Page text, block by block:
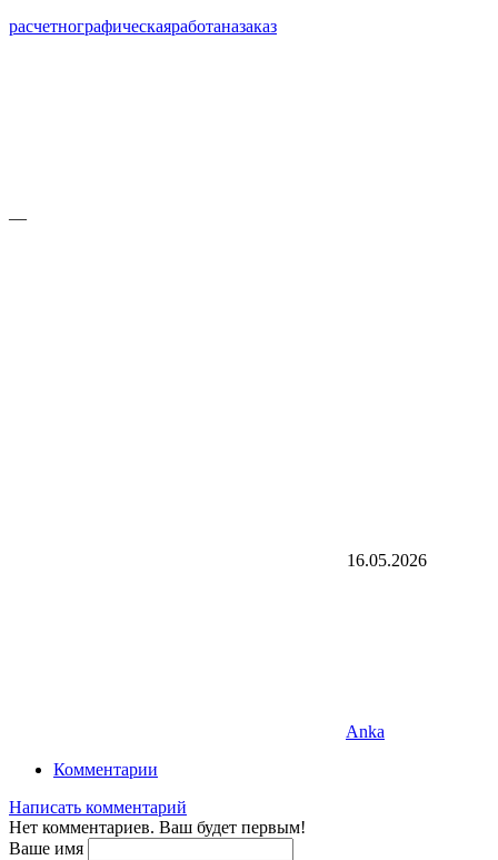
расчетнографическаяработаназаказ
—
16.05.2026
Anka
Комментарии
Написать комментарий
Нет комментариев. Ваш будет первым!
Ваше имя